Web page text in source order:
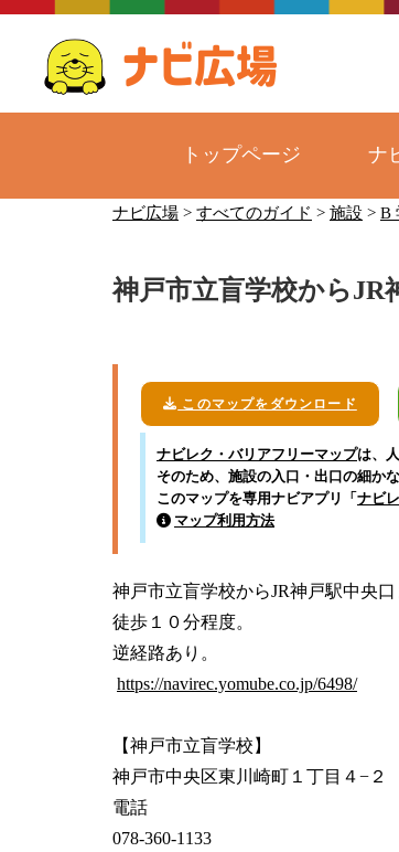
トップページ ナ
ナビ広場 > すべてのガイド > 施設 > B
神戸市立盲学校からJR
このマップをダウンロード
ナビレク・バリアフリーマップは、
そのため、施設の入口・出口の細か
このマップを専用ナビアプリ「 ナビ
マップ利用方法
神戸市立盲学校からJR神戸駅中央口
徒歩１０分程度。
逆経路あり。
https://navirec.yomube.co.jp/6498/
【神戸市立盲学校】
神戸市中央区東川崎町１丁目４−２
電話
078-360-1133